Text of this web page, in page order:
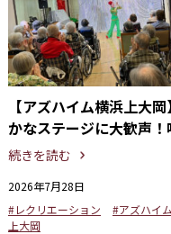
【アズハイム横浜上大
かなステージに大歓声
劇団「懐かしの歌謡ショ
続きを読む
2026年7月28日
#レクリエーション
#アズハイ
上大岡